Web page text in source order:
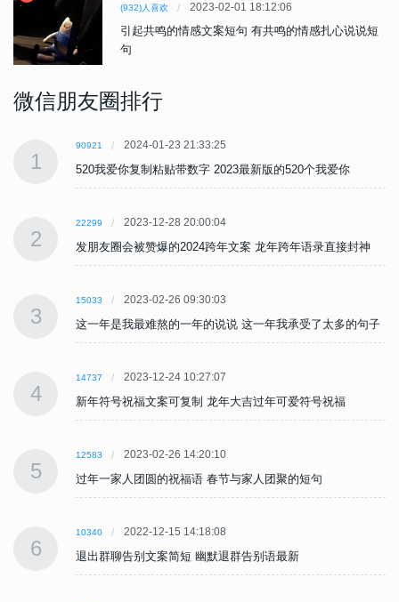
(932)人喜欢 2023-02-01 18:12:06
引起共鸣的情感文案短句 有共鸣的情感扎心说说短
句
微信朋友圈排行
1
90921 2024-01-23 21:33:25
520我爱你复制粘贴带数字 2023最新版的520个我爱你
2
22299 2023-12-28 20:00:04
发朋友圈会被赞爆的2024跨年文案 龙年跨年语录直接封神
3
15033 2023-02-26 09:30:03
这一年是我最难熬的一年的说说 这一年我承受了太多的句子
4
14737 2023-12-24 10:27:07
新年符号祝福文案可复制 龙年大吉过年可爱符号祝福
5
12583 2023-02-26 14:20:10
过年一家人团圆的祝福语 春节与家人团聚的短句
6
10340 2022-12-15 14:18:08
退出群聊告别文案简短 幽默退群告别语最新